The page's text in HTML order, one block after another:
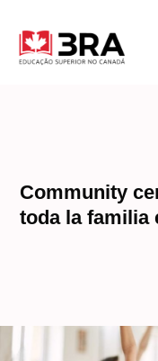
Community
toda la familia